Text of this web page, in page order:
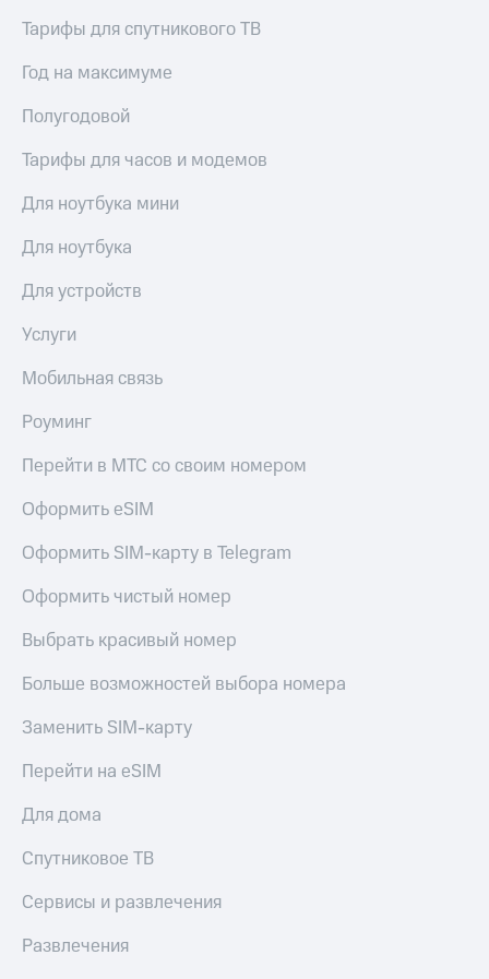
Тарифы для спутникового ТВ
Год на максимуме
Полугодовой
Тарифы для часов и модемов
Для ноутбука мини
Для ноутбука
Для устройств
Услуги
Мобильная связь
Роуминг
Перейти в МТС со своим номером
Оформить eSIM
Оформить SIM-карту в Telegram
Оформить чистый номер
Выбрать красивый номер
Больше возможностей выбора номера
Заменить SIM-карту
Перейти на eSIM
Для дома
Спутниковое ТВ
Сервисы и развлечения
Развлечения